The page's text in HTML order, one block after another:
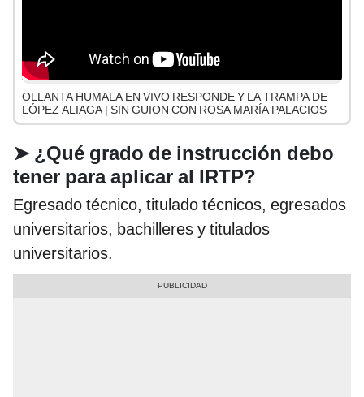
OLLANTA HUMALA EN VIVO RESPONDE Y LA TRAMPA DE
LÓPEZ ALIAGA | SIN GUION CON ROSA MARÍA PALACIOS
➤ ¿Qué grado de instrucción debo
tener para aplicar al IRTP?
Egresado técnico, titulado técnicos, egresados
universitarios, bachilleres y titulados
universitarios.